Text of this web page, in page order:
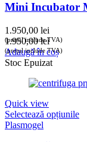
Mini Incubator
1.950,00 lei
(prețul include TVA)
1.950,00lei
(prețul include TVA)
Adaugă în coș
Stoc Epuizat
Quick view
Selectează opțiunile
Plasmogel